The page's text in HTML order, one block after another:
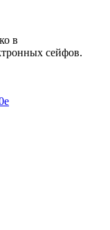
в
сейфов.